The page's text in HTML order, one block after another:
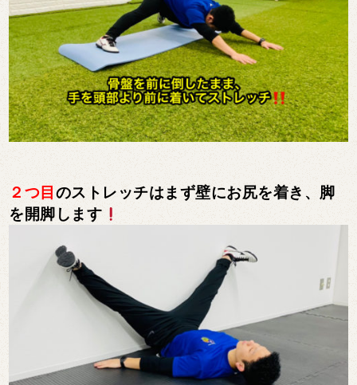
２つ目のストレッチはまず壁にお尻を着き、脚
を開脚します